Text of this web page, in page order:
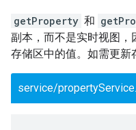
getProperty 和
副本，而不是实时视图，
存储区中的值。如需更新
service/